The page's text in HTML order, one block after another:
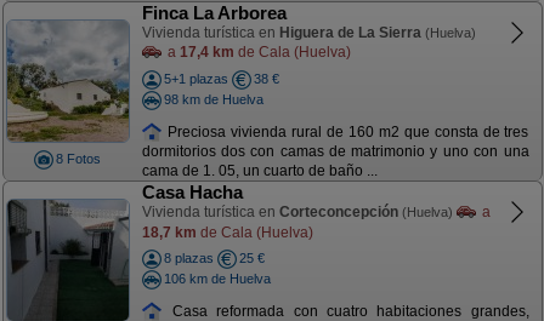
8 Fotos
Finca La Arborea
Vivienda turística en Higuera de La Sierra (Huelva)
a 17,4 km de Cala (Huelva)
5+1 plazas
38 €
98 km de Huelva
Preciosa vivienda rural de 160 m2 que consta de tres
dormitorios dos con camas de matrimonio y uno con una
cama de 1. 05, un cuarto de baño ...
Casa Hacha
Vivienda turística en Corteconcepción (Huelva)
a
18,7 km de Cala (Huelva)
8 plazas
25 €
106 km de Huelva
Casa reformada con cuatro habitaciones grandes,